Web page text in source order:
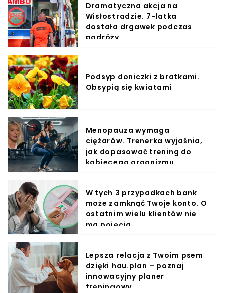
Dramatyczna akcja na
Wisłostradzie. 7-latka
dostała drgawek podczas
podróży
Podsyp doniczki z bratkami.
Obsypią się kwiatami
Menopauza wymaga
ciężarów. Trenerka wyjaśnia,
jak dopasować trening do
kobiecego organizmu
W tych 3 przypadkach bank
może zamknąć Twoje konto. O
ostatnim wielu klientów nie
ma pojęcia
Lepsza relacja z Twoim psem
dzięki hau.plan – poznaj
innowacyjny planer
treningowy